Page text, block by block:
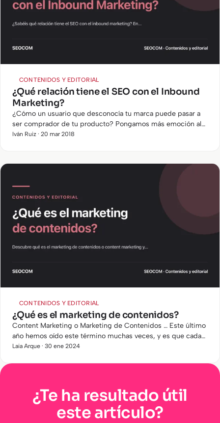
CONTENIDOS Y EDITORIAL
¿Qué relación tiene el SEO con el Inbound
Marketing?
¿Cómo un usuario que desconocía tu marca puede pasar a
ser comprador de tu producto? Pongamos más emoción al
asunto: ¿sería posible lograr convertir a este usuario en un…
Iván Ruiz · 20 mar 2018
CONTENIDOS Y EDITORIAL
¿Qué es el marketing de contenidos?
Content Marketing o Marketing de Contenidos … Este último
año hemos oído este término muchas veces, y es que cada
vez más está ganando importancia en las estrategias
Laia Arque · 30 ene 2024
¿Te ha resultado útil
este artículo?